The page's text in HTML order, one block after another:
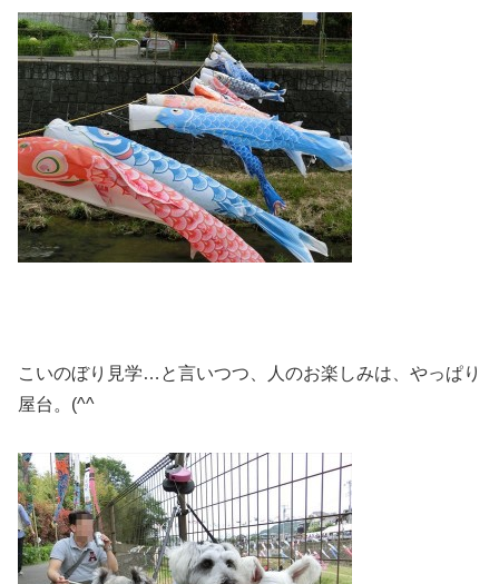
こいのぼり見学…と言いつつ、人のお楽しみは、やっぱり
屋台。(^^ゞ